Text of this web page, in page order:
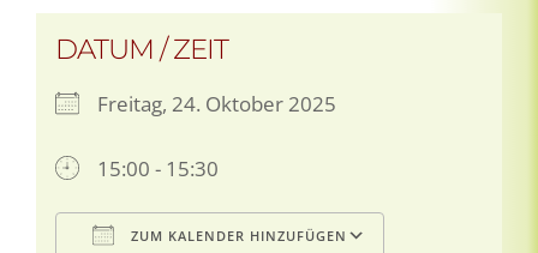
DATUM / ZEIT
Freitag, 24. Oktober 2025
15:00 - 15:30
ZUM KALENDER HINZUFÜGEN